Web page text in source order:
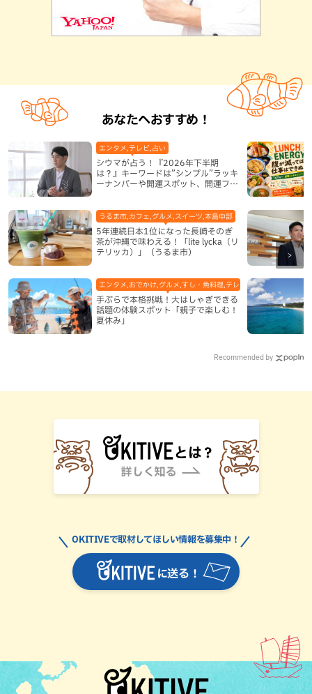
あなたへおすすめ！
シウマが占う！『2026年下半期
は？』キーワードは”シンプル”ラッキ
ーナンバーや開運スポット、開運フー
エンタメ,テレビ,占い
5年連続日本1位になった長崎そのぎ
茶が沖縄で味わえる！「lite lycka（リ
テリッカ）」（うるま市）
うるま市,カフェ,グルメ,スイーツ,本島中部
手ぶらで本格挑戦！大はしゃぎできる
話題の体験スポット「親子で楽しむ！
夏休み」
エンタメ,おでかけ,グルメ,すし・魚料理,テレビ,体験,北谷町,地域,
Recommended by
に送る！
OKITIVEで取材してほしい情報を募集中！